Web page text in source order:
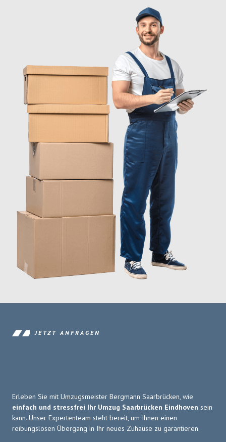
JETZT ANFRAGEN
Erleben Sie mit Umzugsmeister Bergmann Saarbrücken, wie
einfach und stressfrei Ihr Umzug Saarbrücken Eindhoven sein
kann. Unser Expertenteam steht bereit, um Ihnen einen
reibungslosen Übergang in Ihr neues Zuhause zu garantieren.